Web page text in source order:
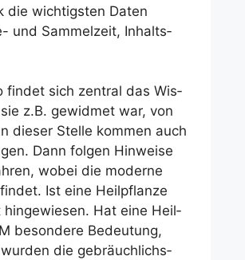
die wich­tigs­ten Daten
und Sam­mel­zeit, Inhalts­
fin­det sich zen­tral das Wis­
z.B. gewid­met war, von
die­ser Stel­le kom­men auch
Dann fol­gen Hin­wei­se
wobei die moder­ne
Ist eine Heil­pflan­ze
hin­ge­wie­sen. Hat eine Heil­
beson­de­re Bedeu­tung,
die gebräuch­lichs­